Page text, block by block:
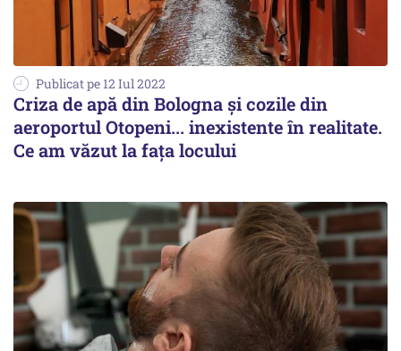
Publicat pe 12 Iul 2022
Criza de apă din Bologna şi cozile din
aeroportul Otopeni... inexistente în realitate.
Ce am văzut la faţa locului